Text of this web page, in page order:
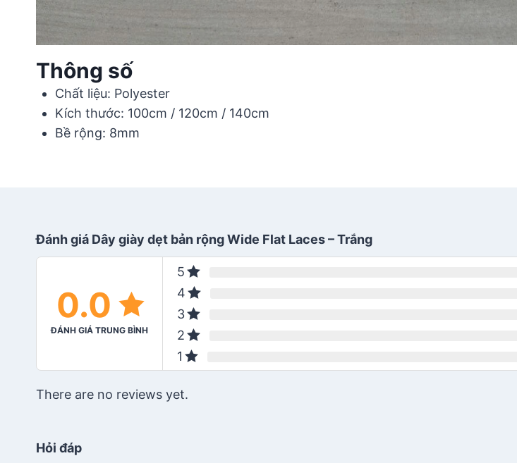
Thông số
Chất liệu: Polyester
Kích thước: 100cm / 120cm / 140cm
Bề rộng: 8mm
Đánh giá Dây giày dẹt bản rộng Wide Flat Laces – Trắng
0.0
ĐÁNH GIÁ TRUNG BÌNH
5
4
3
2
1
There are no reviews yet.
Hỏi đáp